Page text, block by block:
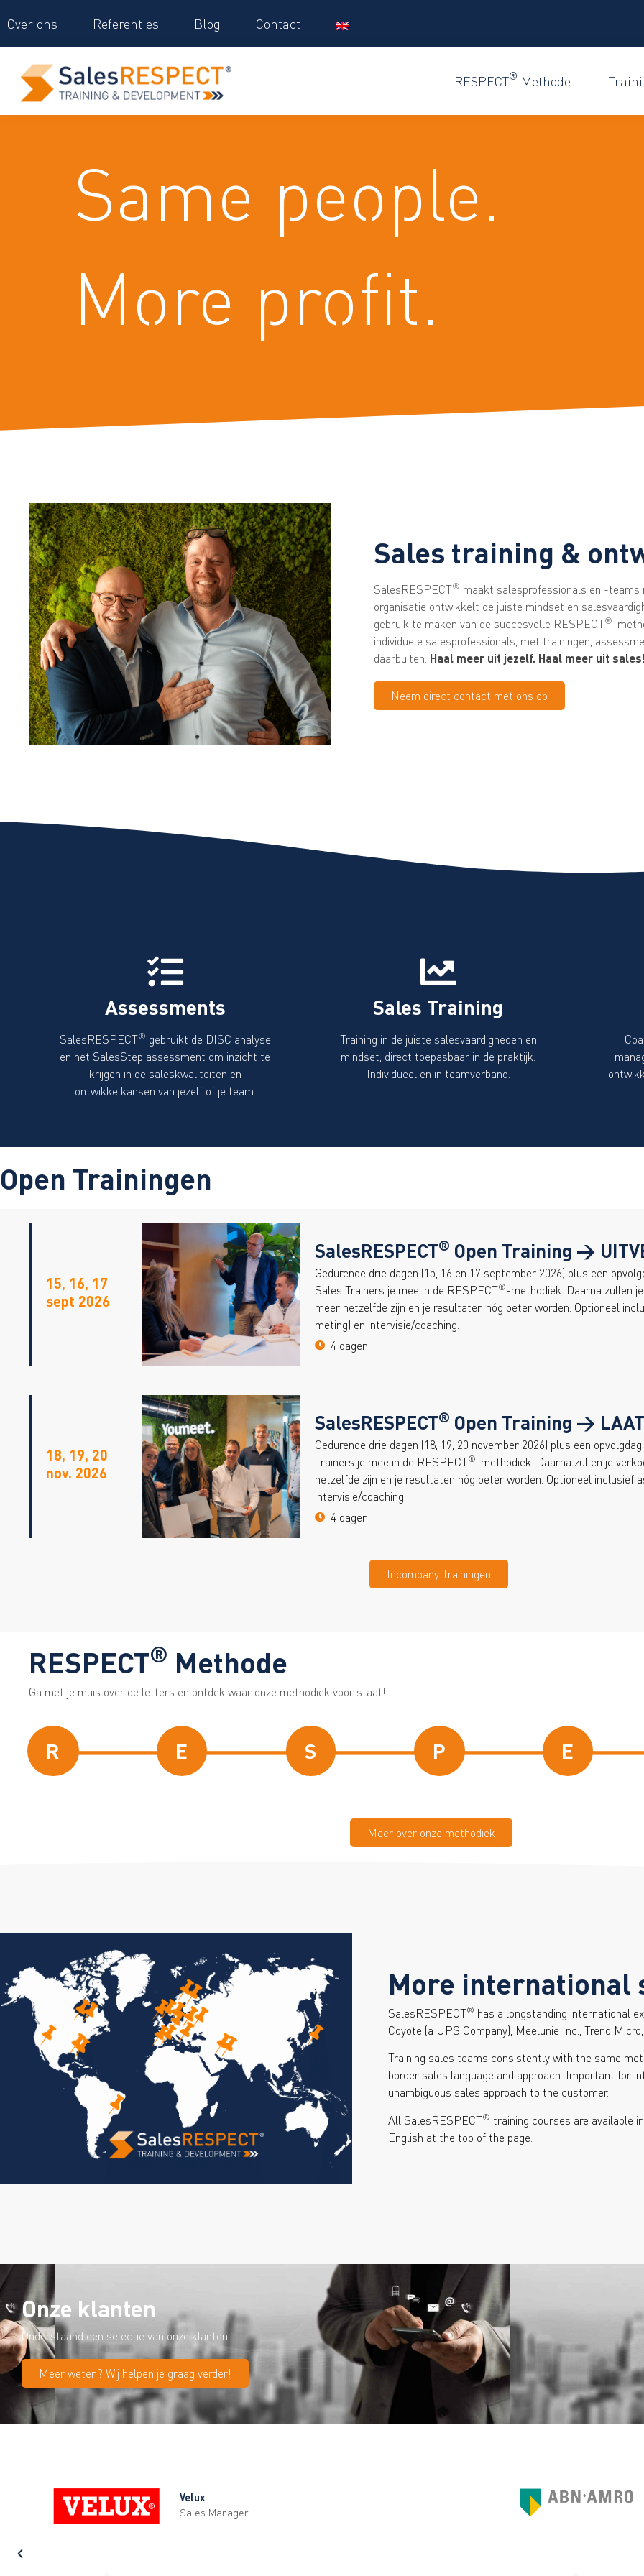
Over ons Referenties Blog Contact
RESPECT® Methode
Same people.
More profit.
Sales training &
SalesRESPECT® maakt salesprofessionals en -teams
organisatie ontwikkelt de juiste mindset en
gebruik te maken van de succesvolle RESPECT®-
individuele salesprofessionals, met trainingen,
daarbuiten. Haal meer uit jezelf. Haal meer uit
Neem direct contact met ons op
Assessments
SalesRESPECT® gebruikt de DISC analyse
en het SalesStep assessment om inzicht te
krijgen in de saleskwaliteiten en
ontwikkelkansen van jezelf of je team.
Sales Training
Training in de juiste salesvaardigheden en
mindset, direct toepasbaar in de praktijk.
Individueel en in teamverband.
Open Trainingen
15, 16, 17
sept 2026
SalesRESPECT® Open Training >
Gedurende drie dagen (15, 16 en 17 september 2026) plus een
Sales Trainers je mee in de RESPECT®-methodiek. Daarna zullen
meer hetzelfde zijn en je resultaten nóg beter worden. Optioneel
meting) en intervisie/coaching.
4 dagen
18, 19, 20
nov. 2026
SalesRESPECT® Open Training >
Gedurende drie dagen (18, 19, 20 november 2026) plus een
Trainers je mee in de RESPECT®-methodiek. Daarna zullen je
hetzelfde zijn en je resultaten nóg beter worden. Optioneel inclusief
intervisie/coaching.
4 dagen
Incompany Trainingen
RESPECT® Methode
Ga met je muis over de letters en ontdek waar onze methodiek voor staat!
R E S P E
Meer over onze methodiek
More international
SalesRESPECT® has a longstanding international
Coyote (a UPS Company), Meelunie Inc., Trend
Training sales teams consistently with the same
border sales language and approach. Important for
unambiguous sales approach to the customer.
All SalesRESPECT® training courses are available
English at the top of the page.
Onze klanten
Onderstaand een selectie van onze klanten.
Meer weten? Wij helpen je graag verder!
Velux
Sales Manager